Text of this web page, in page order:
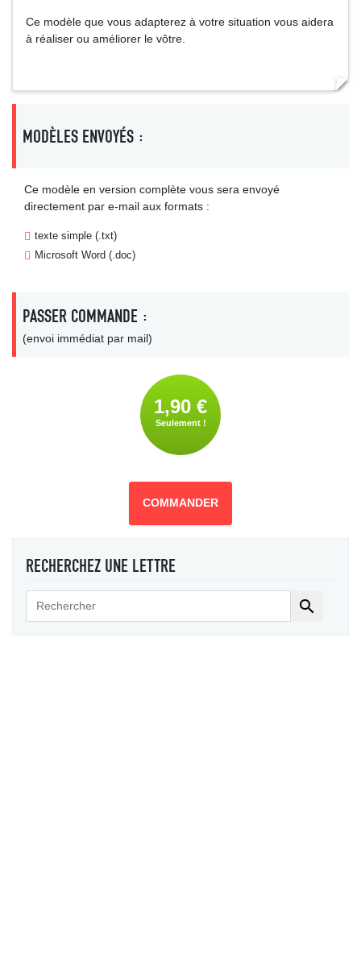
Ce modèle que vous adapterez à votre situation vous aidera
à réaliser ou améliorer le vôtre.
MODÈLES ENVOYÉS :
Ce modèle en version complète vous sera envoyé
directement par e-mail aux formats :
texte simple (.txt)
Microsoft Word (.doc)
PASSER COMMANDE :
(envoi immédiat par mail)
1,90 €
Seulement !
COMMANDER
RECHERCHEZ UNE LETTRE
